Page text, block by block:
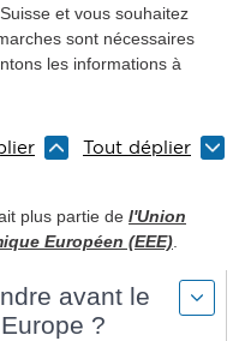
et vous souhaitez
sont nécessaires
les informations à
Tout déplier
plus partie de l'Union
Européen (EEE)
avant le
?